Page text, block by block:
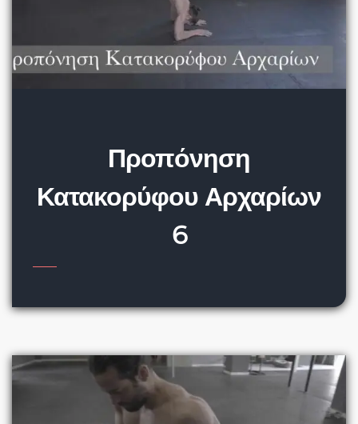
Προπόνηση
Κατακορύφου Αρχαρίων
6